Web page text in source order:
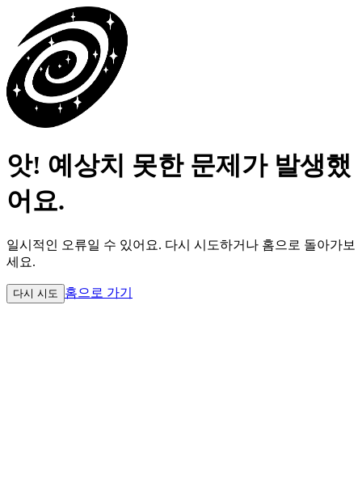
앗! 예상치 못한 문제가 발생했
어요.
일시적인 오류일 수 있어요. 다시 시도하거나 홈으로 돌아가보
세요.
다시 시도 홈으로 가기